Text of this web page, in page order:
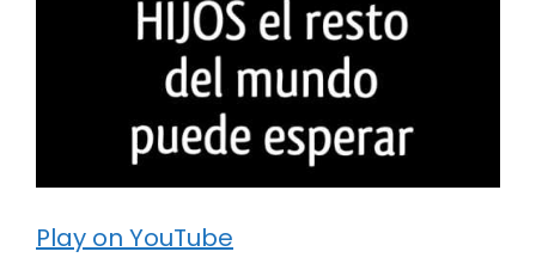
Play on YouTube